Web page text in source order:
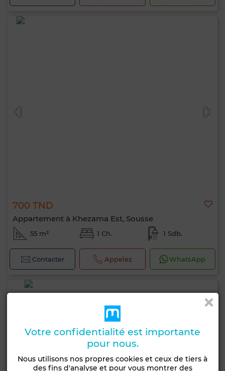
700 TND
Appartement à Khezama Est, Sousse
55 m² 1 Ch. 1 Sdb.
Contacter Appelez WhatsApp
Votre confidentialité est importante
pour nous.
Nous utilisons nos propres cookies et ceux de tiers à
des fins d'analyse et pour vous montrer des